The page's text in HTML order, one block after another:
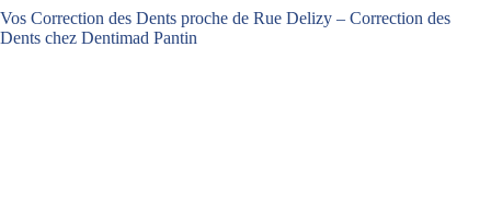
Vos Correction des Dents proche de Rue Delizy – Correction des
Dents chez Dentimad Pantin